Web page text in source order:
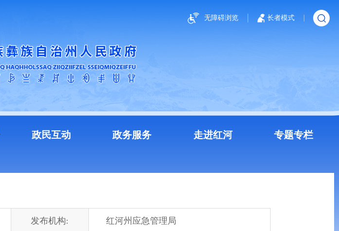
无障碍浏览 长者模式
政民互动 政务服务 走进红河 专题专栏
发布机构: 红河州应急管理局